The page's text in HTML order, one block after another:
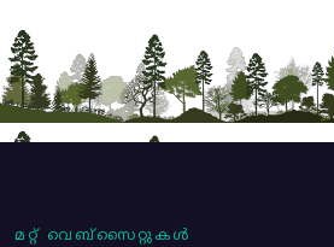
മറ്റ് വെബ്സൈറ്റുകൾ